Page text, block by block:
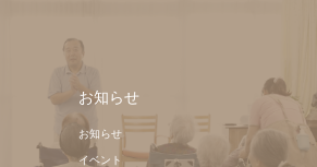
お知らせ
お知らせ
イベント